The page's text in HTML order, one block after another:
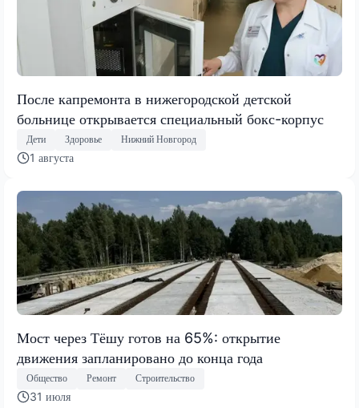
После капремонта в нижегородской детской
больнице открывается специальный бокс-корпус
Дети Здоровье Нижний Новгород
1 августа
Мост через Тёшу готов на 65%: открытие
движения запланировано до конца года
Общество Ремонт Строительство
31 июля